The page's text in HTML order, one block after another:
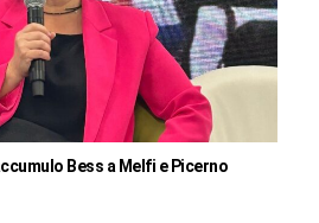
Bess a Melfi e Picerno